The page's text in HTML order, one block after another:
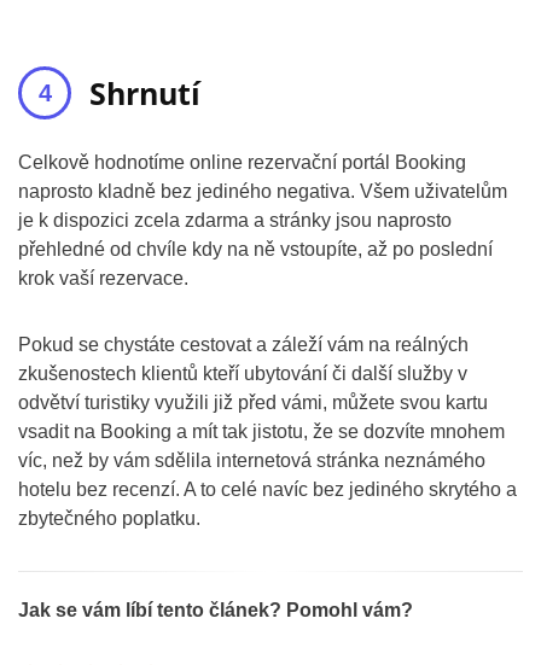
Shrnutí
Celkově hodnotíme online rezervační portál Booking
naprosto kladně bez jediného negativa. Všem uživatelům
je k dispozici zcela zdarma a stránky jsou naprosto
přehledné od chvíle kdy na ně vstoupíte, až po poslední
krok vaší rezervace.
Pokud se chystáte cestovat a záleží vám na reálných
zkušenostech klientů kteří ubytování či další služby v
odvětví turistiky využili již před vámi, můžete svou kartu
vsadit na Booking a mít tak jistotu, že se dozvíte mnohem
víc, než by vám sdělila internetová stránka neznámého
hotelu bez recenzí. A to celé navíc bez jediného skrytého a
zbytečného poplatku.
Jak se vám líbí tento článek? Pomohl vám?